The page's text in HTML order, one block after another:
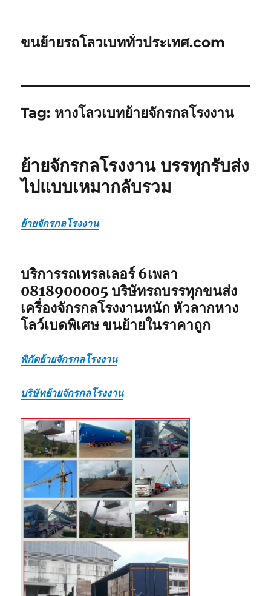
ขนย้ายรถโลวเบททั่วประเทศ.com
Tag: หางโลวเบทย้ายจักรกลโรงงาน
ย้ายจักรกลโรงงาน บรรทุกรับส่ง
ไปแบบเหมากลับรวม
ย้ายจักรกลโรงงาน
บริการรถเทรลเลอร์ 6เพลา
0818900005 บริษัทรถบรรทุกขนส่ง
เครื่องจักรกลโรงงานหนัก หัวลากหาง
โลว์เบดพิเศษ ขนย้ายในราคาถูก
พิกัดย้ายจักรกลโรงงาน
บริษัทย้ายจักรกลโรงงาน